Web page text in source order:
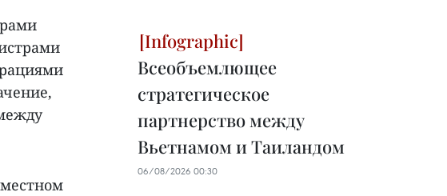
Всеобъемлющее
стратегическое
партнерство между
Вьетнамом и Таиландом
06/08/2026 00:30